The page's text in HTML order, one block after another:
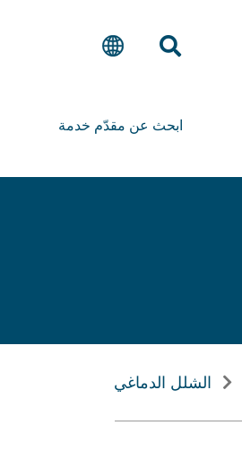
ابحث عن مقدّم خدمة
الشلل الدماغي